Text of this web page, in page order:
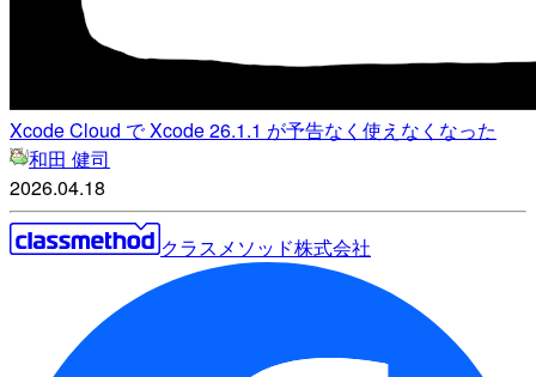
Xcode Cloud で Xcode 26.1.1 が予告なく使えなくなった
和田 健司
2026.04.18
クラスメソッド株式会社